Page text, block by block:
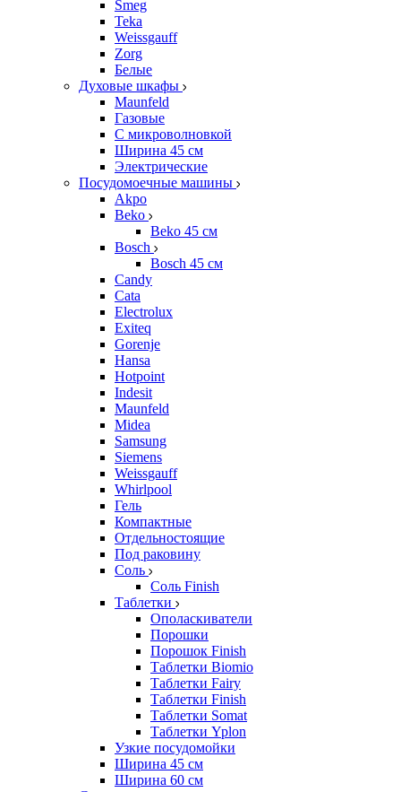
Smeg
Teka
Weissgauff
Zorg
Белые
Духовые шкафы
Maunfeld
Газовые
С микроволновкой
Ширина 45 см
Электрические
Посудомоечные машины
Akpo
Beko
Beko 45 см
Bosch
Bosch 45 см
Candy
Cata
Electrolux
Exiteq
Gorenje
Hansa
Hotpoint
Indesit
Maunfeld
Midea
Samsung
Siemens
Weissgauff
Whirlpool
Гель
Компактные
Отдельностоящие
Под раковину
Соль
Соль Finish
Таблетки
Ополаскиватели
Порошки
Порошок Finish
Таблетки Biomio
Таблетки Fairy
Таблетки Finish
Таблетки Somat
Таблетки Yplon
Узкие посудомойки
Ширина 45 см
Ширина 60 см